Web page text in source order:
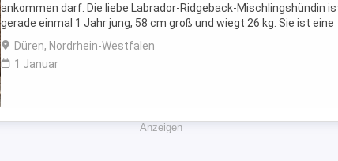
ankommen darf. Die liebe Labrador-Ridgeback-Mischlingshündin
gerade einmal 1 Jahr jung, 58 cm groß und wiegt 26 kg. Sie ist eine
unglaublich verschmuste, liebevolle ...
Düren, Nordrhein-Westfalen
1 Januar
Anzeigen